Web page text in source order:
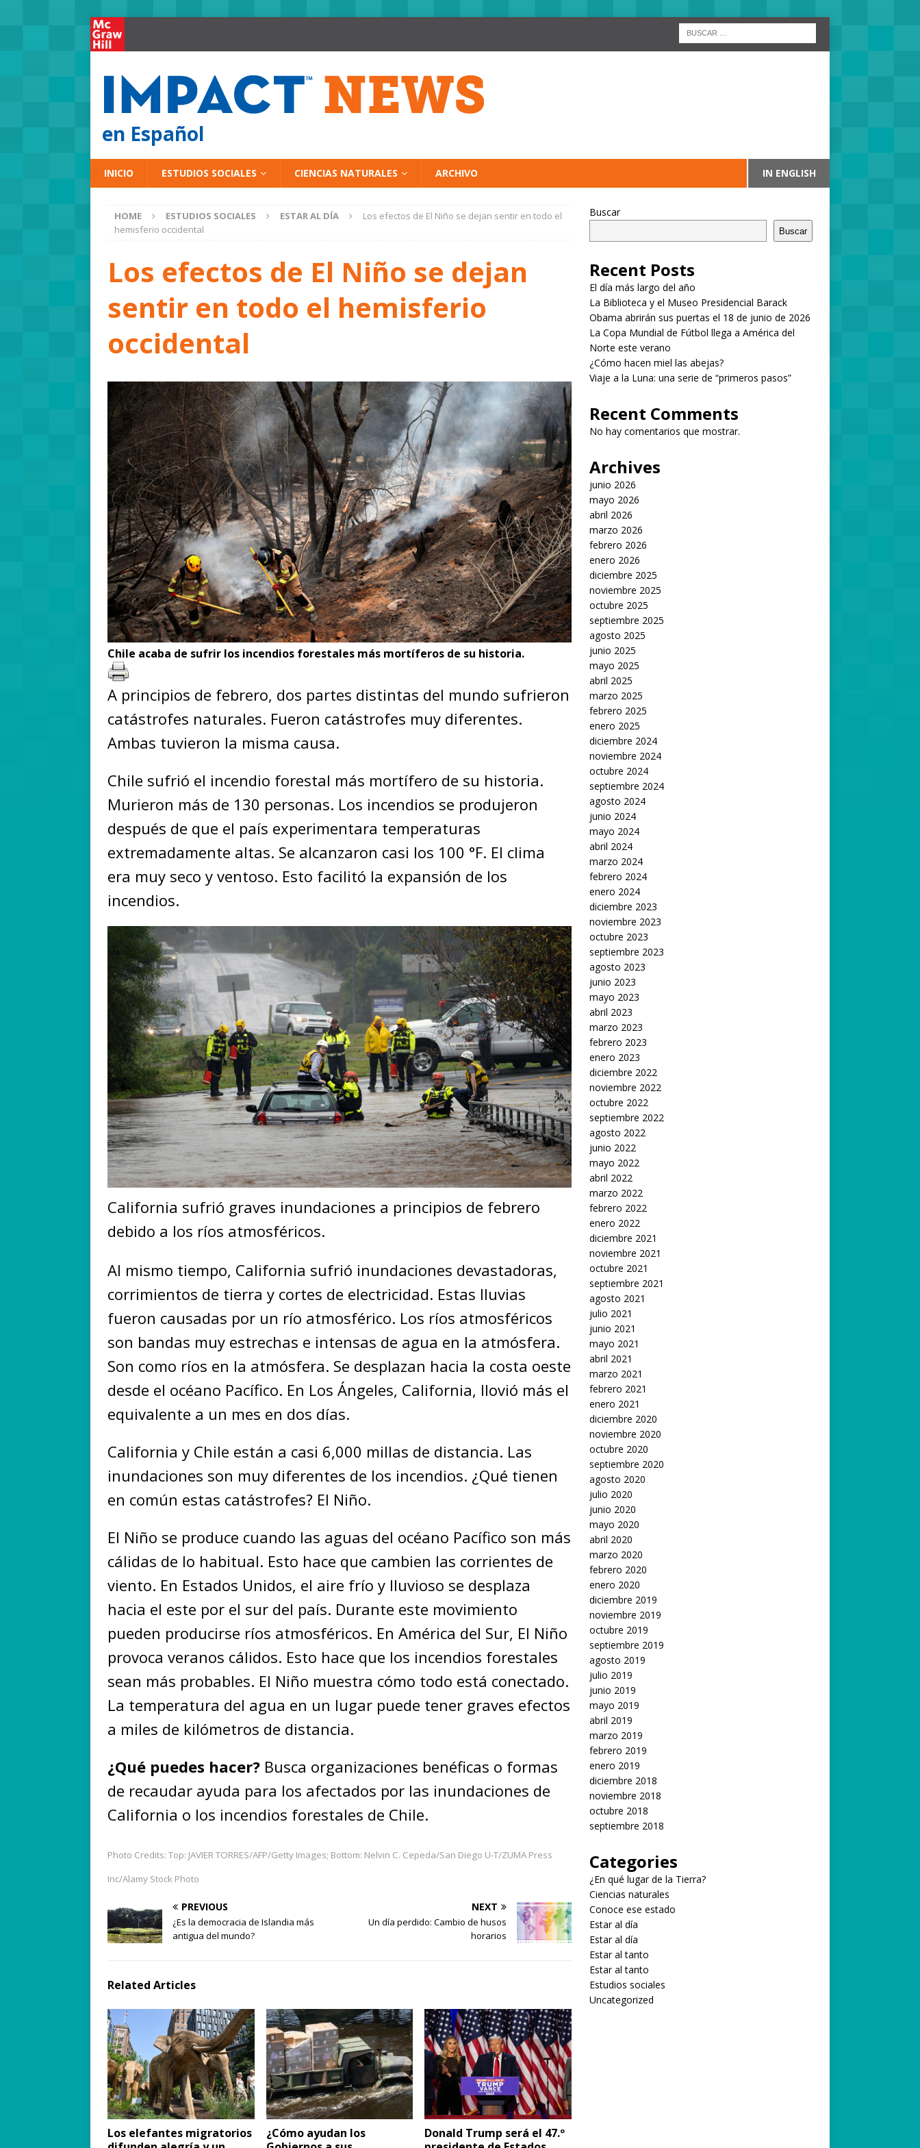
en Español
INICIO ESTUDIOS SOCIALES CIENCIAS NATURALES ARCHIVO IN ENGLISH
HOME ESTUDIOS SOCIALES ESTAR AL DÍA
Los efectos de El Niño se dejan sentir en todo el
hemisferio occidental
Los efectos de El Niño se dejan
sentir en todo el hemisferio
occidental
Chile acaba de sufrir los incendios forestales más mortíferos de su historia.
A principios de febrero, dos partes distintas del mundo sufrieron
catástrofes naturales. Fueron catástrofes muy diferentes.
Ambas tuvieron la misma causa.
Chile sufrió el incendio forestal más mortífero de su historia.
Murieron más de 130 personas. Los incendios se produjeron
después de que el país experimentara temperaturas
extremadamente altas. Se alcanzaron casi los 100 °F. El clima
era muy seco y ventoso. Esto facilitó la expansión de los
incendios.
California sufrió graves inundaciones a principios de febrero
debido a los ríos atmosféricos.
Al mismo tiempo, California sufrió inundaciones devastadoras,
corrimientos de tierra y cortes de electricidad. Estas lluvias
fueron causadas por un río atmosférico. Los ríos atmosféricos
son bandas muy estrechas e intensas de agua en la atmósfera.
Son como ríos en la atmósfera. Se desplazan hacia la costa oeste
desde el océano Pacífico. En Los Ángeles, California, llovió más el
equivalente a un mes en dos días.
California y Chile están a casi 6,000 millas de distancia. Las
inundaciones son muy diferentes de los incendios. ¿Qué tienen
en común estas catástrofes? El Niño.
El Niño se produce cuando las aguas del océano Pacífico son más
cálidas de lo habitual. Esto hace que cambien las corrientes de
viento. En Estados Unidos, el aire frío y lluvioso se desplaza
hacia el este por el sur del país. Durante este movimiento
pueden producirse ríos atmosféricos. En América del Sur, El Niño
provoca veranos cálidos. Esto hace que los incendios forestales
sean más probables. El Niño muestra cómo todo está conectado.
La temperatura del agua en un lugar puede tener graves efectos
a miles de kilómetros de distancia.
¿Qué puedes hacer? Busca organizaciones benéficas o formas
de recaudar ayuda para los afectados por las inundaciones de
California o los incendios forestales de Chile.
Photo Credits: Top: JAVIER TORRES/AFP/Getty Images; Bottom: Nelvin C. Cepeda/San Diego U-T/ZUMA Press
Inc/Alamy Stock Photo
PREVIOUS
¿Es la democracia de Islandia más
antigua del mundo?
NEXT
Un día perdido: Cambio de husos
horarios
Related Articles
Los elefantes migratorios
¿Cómo ayudan los
Donald Trump será el 47.º
Buscar
Buscar
Recent Posts
El día más largo del año
La Biblioteca y el Museo Presidencial Barack
Obama abrirán sus puertas el 18 de junio de 2026
La Copa Mundial de Fútbol llega a América del
Norte este verano
¿Cómo hacen miel las abejas?
Viaje a la Luna: una serie de “primeros pasos”
Recent Comments
No hay comentarios que mostrar.
Archives
junio 2026
mayo 2026
abril 2026
marzo 2026
febrero 2026
enero 2026
diciembre 2025
noviembre 2025
octubre 2025
septiembre 2025
agosto 2025
junio 2025
mayo 2025
abril 2025
marzo 2025
febrero 2025
enero 2025
diciembre 2024
noviembre 2024
octubre 2024
septiembre 2024
agosto 2024
junio 2024
mayo 2024
abril 2024
marzo 2024
febrero 2024
enero 2024
diciembre 2023
noviembre 2023
octubre 2023
septiembre 2023
agosto 2023
junio 2023
mayo 2023
abril 2023
marzo 2023
febrero 2023
enero 2023
diciembre 2022
noviembre 2022
octubre 2022
septiembre 2022
agosto 2022
junio 2022
mayo 2022
abril 2022
marzo 2022
febrero 2022
enero 2022
diciembre 2021
noviembre 2021
octubre 2021
septiembre 2021
agosto 2021
julio 2021
junio 2021
mayo 2021
abril 2021
marzo 2021
febrero 2021
enero 2021
diciembre 2020
noviembre 2020
octubre 2020
septiembre 2020
agosto 2020
julio 2020
junio 2020
mayo 2020
abril 2020
marzo 2020
febrero 2020
enero 2020
diciembre 2019
noviembre 2019
octubre 2019
septiembre 2019
agosto 2019
julio 2019
junio 2019
mayo 2019
abril 2019
marzo 2019
febrero 2019
enero 2019
diciembre 2018
noviembre 2018
octubre 2018
septiembre 2018
Categories
¿En qué lugar de la Tierra?
Ciencias naturales
Conoce ese estado
Estar al día
Estar al día
Estar al tanto
Estar al tanto
Estudios sociales
Uncategorized